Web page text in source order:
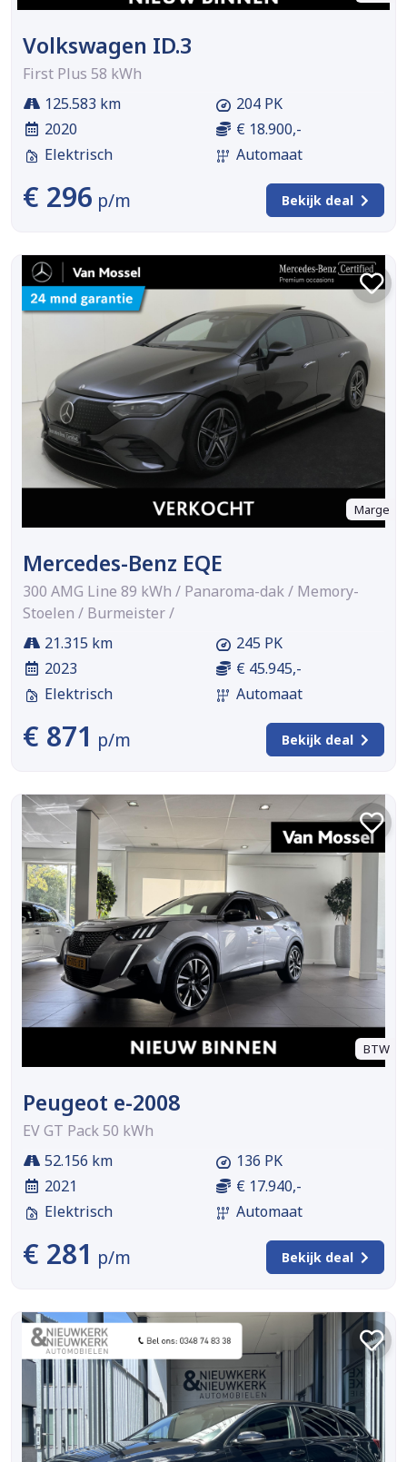
Volkswagen ID.3
First Plus 58 kWh
125.583 km
2020
Elektrisch
204 PK
€ 18.900,-
Automaat
€ 296 p/m Bekijk deal
Marge
Mercedes-Benz EQE
300 AMG Line 89 kWh / Panaroma-dak / Memory-
Stoelen / Burmeister /
21.315 km
2023
Elektrisch
245 PK
€ 45.945,-
Automaat
€ 871 p/m Bekijk deal
BTW
Peugeot e-2008
EV GT Pack 50 kWh
52.156 km
2021
Elektrisch
136 PK
€ 17.940,-
Automaat
€ 281 p/m Bekijk deal